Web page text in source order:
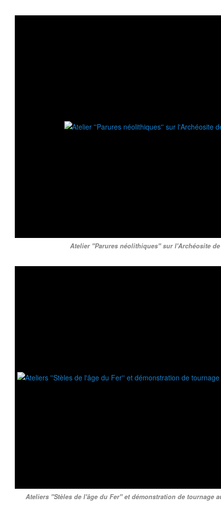
Atelier ''Parures néolithiques'' sur l'Archéosite
Ateliers ''Stèles de l'âge du Fer'' et démonstration de tournage